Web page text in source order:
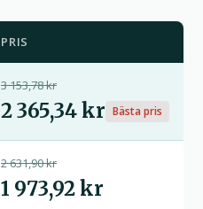
PRIS
3 153,78 kr
2 365,34 kr Bästa pris
2 631,90 kr
1 973,92 kr